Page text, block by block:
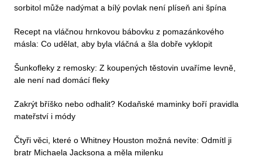
sorbitol může nadýmat a bílý povlak není plíseň ani špína
Recept na vláčnou hrnkovou bábovku z pomazánkového
másla: Co udělat, aby byla vláčná a šla dobře vyklopit
Šunkofleky z remosky: Z koupených těstovin uvaříme levně,
ale není nad domácí fleky
Zakrýt bříško nebo odhalit? Kodaňské maminky boří pravidla
mateřství i módy
Čtyři věci, které o Whitney Houston možná nevíte: Odmítl ji
bratr Michaela Jacksona a měla milenku